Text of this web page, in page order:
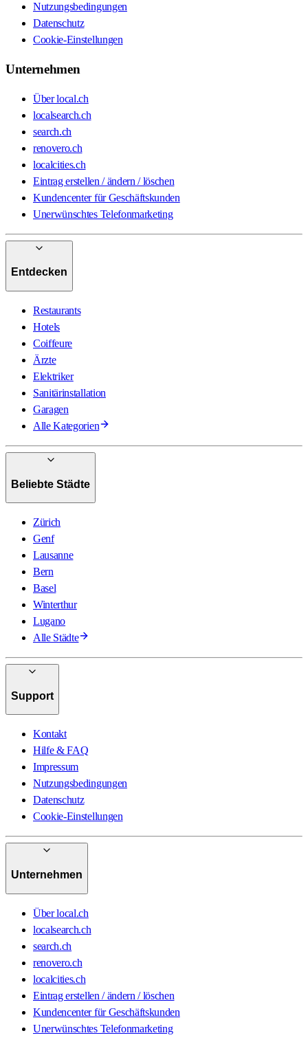
Nutzungsbedingungen
Datenschutz
Cookie-Einstellungen
Unternehmen
Über local.ch
localsearch.ch
search.ch
renovero.ch
localcities.ch
Eintrag erstellen / ändern / löschen
Kundencenter für Geschäftskunden
Unerwünschtes Telefonmarketing
Entdecken
Restaurants
Hotels
Coiffeure
Ärzte
Elektriker
Sanitärinstallation
Garagen
Alle Kategorien
Beliebte Städte
Zürich
Genf
Lausanne
Bern
Basel
Winterthur
Lugano
Alle Städte
Support
Kontakt
Hilfe & FAQ
Impressum
Nutzungsbedingungen
Datenschutz
Cookie-Einstellungen
Unternehmen
Über local.ch
localsearch.ch
search.ch
renovero.ch
localcities.ch
Eintrag erstellen / ändern / löschen
Kundencenter für Geschäftskunden
Unerwünschtes Telefonmarketing